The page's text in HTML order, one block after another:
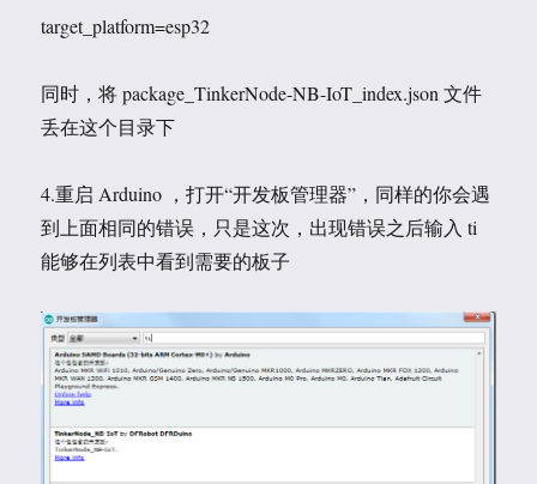
target_platform=esp32
同时，将 package_TinkerNode-NB-IoT_index.json 文件
丢在这个目录下
4.重启 Arduino ，打开“开发板管理器”，同样的你会遇
到上面相同的错误，只是这次，出现错误之后输入 ti
能够在列表中看到需要的板子